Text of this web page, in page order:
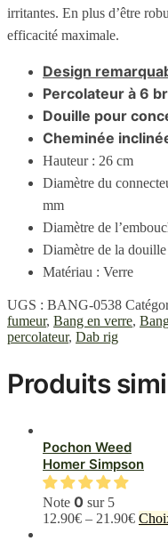
irritantes. En plus d’être
efficacité maximale.
Design
Percolateur à 6
Douille pour
Cheminée
Hauteur : 26 cm
Diamètre du
mm
Diamètre de
Diamètre de la
Matériau : Verre
UGS : BANG-0538
fumeur, Bang en verre,
percolateur, Dab rig
Produits
Pochon Weed
Homer Simpson
Note 0 sur 5
12.90€ – 21.90€